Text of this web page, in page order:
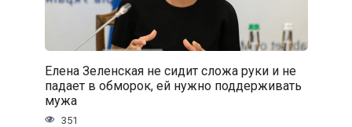
Елена Зеленская не сидит сложа руки и не
падает в обморок, ей нужно поддерживать
мужа
351